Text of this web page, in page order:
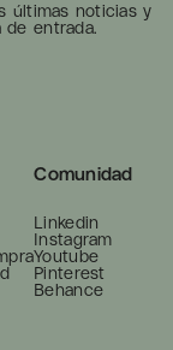
últimas noticias y
entrada.
Comunidad
Linkedin
Instagram
Youtube
Pinterest
Behance